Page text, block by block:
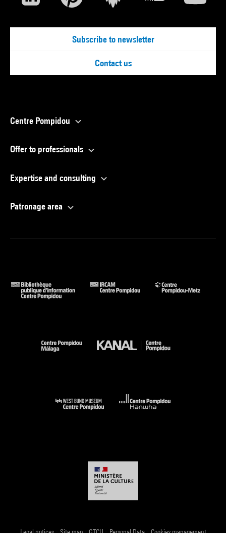
Subscribe to newsletter
Contact us
Centre Pompidou
Offer to professionals
Expertise and consulting
Patronage area
Legal notices-Site map-GTCU-Personal Data-Cookies management